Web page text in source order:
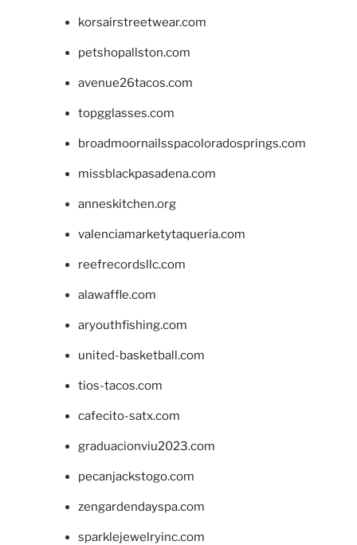
korsairstreetwear.com
petshopallston.com
avenue26tacos.com
topgglasses.com
broadmoornailsspacoloradosprings.com
missblackpasadena.com
anneskitchen.org
valenciamarketytaqueria.com
reefrecordsllc.com
alawaffle.com
aryouthfishing.com
united-basketball.com
tios-tacos.com
cafecito-satx.com
graduacionviu2023.com
pecanjackstogo.com
zengardendayspa.com
sparklejewelryinc.com